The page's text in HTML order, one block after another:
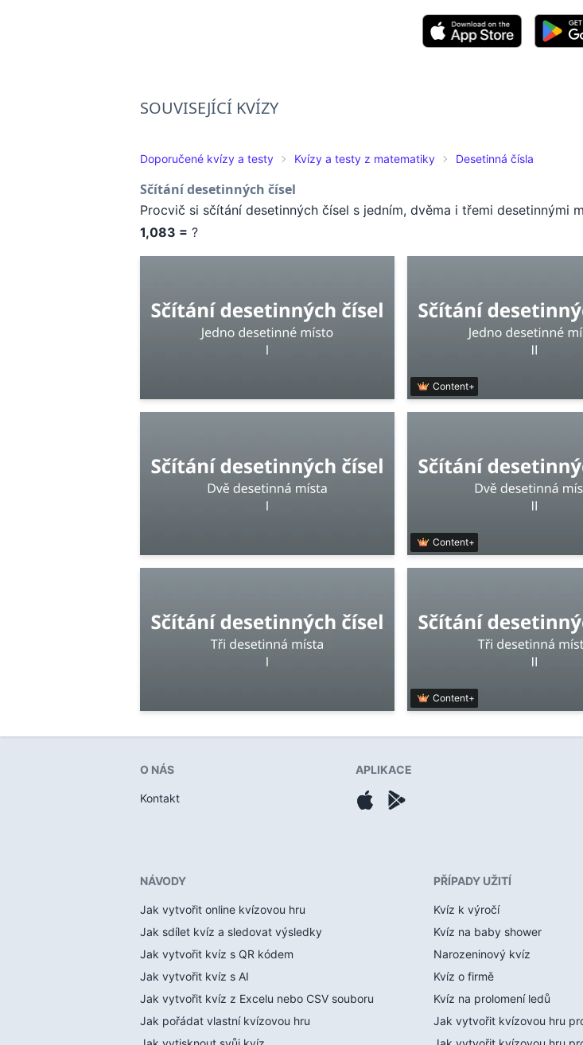
SOUVISEJÍCÍ KVÍZY
Doporučené kvízy a testy Kvízy a testy z matematiky Desetinná čísla
Sčítání desetinných čísel
Procvič si sčítání desetinných čísel s jedním, dvěma i třemi desetinnými
1,083 = ?
Content+
Content+
Content+
O NÁS
Kontakt
APLIKACE
NÁVODY
Jak vytvořit online kvízovou hru
Jak sdílet kvíz a sledovat výsledky
Jak vytvořit kvíz s QR kódem
Jak vytvořit kvíz s AI
Jak vytvořit kvíz z Excelu nebo CSV souboru
Jak pořádat vlastní kvízovou hru
PŘÍPADY UŽITÍ
Kvíz k výročí
Kvíz na baby shower
Narozeninový kvíz
Kvíz o firmě
Kvíz na prolomení ledů
Jak vytvořit kvízovou hru